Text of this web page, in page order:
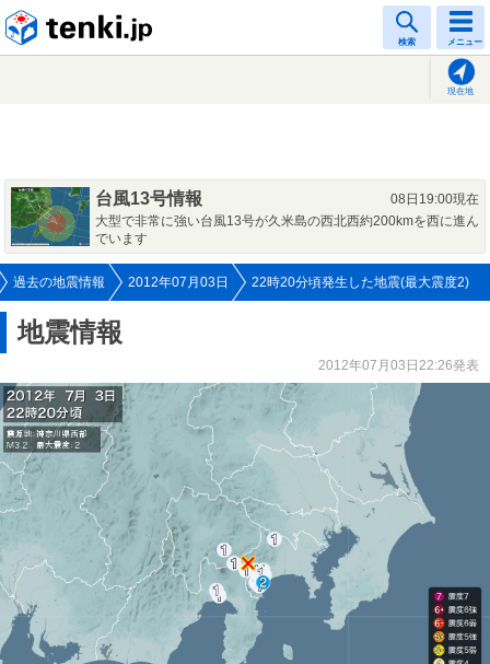
検索 メニュー
現在地
台風13号情報
08日19:00現在
大型で非常に強い台風13号が久米島の西北西約200kmを西に進ん
でいます
過去の地震情報 2012年07月03日 22時20分頃発生した地震(最大震度2)
地震情報
2012年07月03日22:26発表